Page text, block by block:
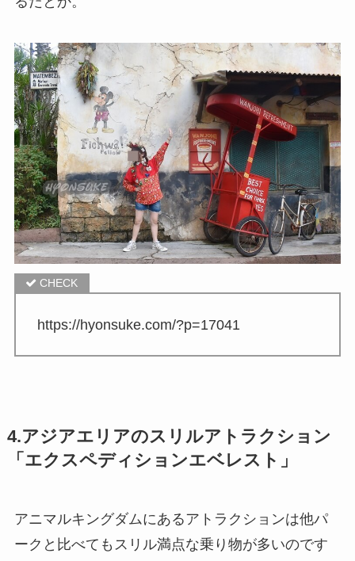
https://hyonsuke.com/?p=17041
4.アジアエリアのスリルアトラクション
「エクスペディションエベレスト」
アニマルキングダムにあるアトラクションは他パ
ークと比べてもスリル満点な乗り物が多いのです